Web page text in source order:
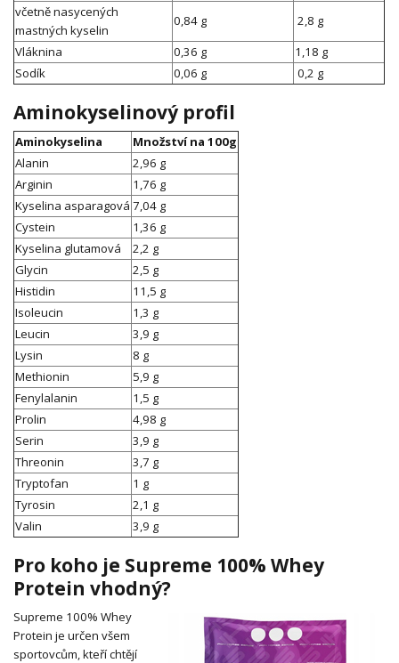
včetně nasycených
mastných kyselin
0,84 g
2,8 g
Vláknina
0,36 g
1,18 g
Sodík
0,06 g 0,2 g
Aminokyselinový profil
Aminokyselina
Množství na 100g
Alanin
2,96 g
Arginin
1,76 g
Kyselina asparagová 7,04 g
Cystein
1,36 g
Kyselina glutamová
2,2 g
Glycin
2,5 g
Histidin
11,5 g
Isoleucin
1,3 g
Leucin
3,9 g
Lysin
8 g
Methionin
5,9 g
Fenylalanin
1,5 g
Prolin
4,98 g
Serin
3,9 g
Threonin
3,7 g
Tryptofan
1 g
Tyrosin
2,1 g
Valin
3,9 g
Pro koho je Supreme 100% Whey
Protein vhodný?
Supreme 100% Whey
Protein je určen všem
sportovcům, kteří chtějí